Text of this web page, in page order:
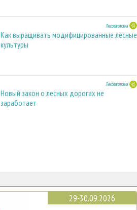
Лесозаготовка
Как выращивать модифицированные лесные
культуры
Лесозаготовка
Новый закон о лесных дорогах не
заработает
29-30.09.2026